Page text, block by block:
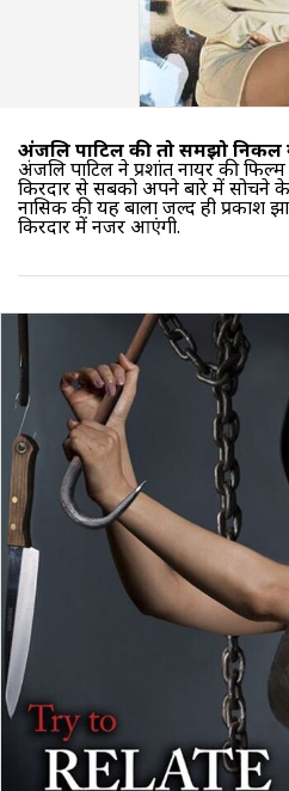
अंजलि पाटिल की तो समझो निकल
अंजलि पाटिल ने प्रशांत नायर की
किरदार से सबको अपने बारे में सोचने
नासिक की यह बाला जल्द ही प्रकाश
किरदार में नजर आएंगी.